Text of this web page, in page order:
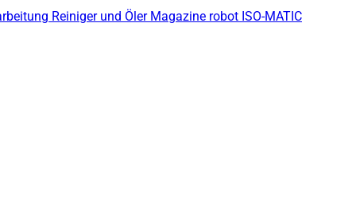
Reiniger und Öler Magazine robot ISO-MATIC